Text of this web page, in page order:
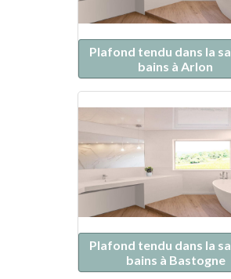
Plafond tendu dans la
bains à Arlon
Plafond tendu dans la
bains à Bastogne